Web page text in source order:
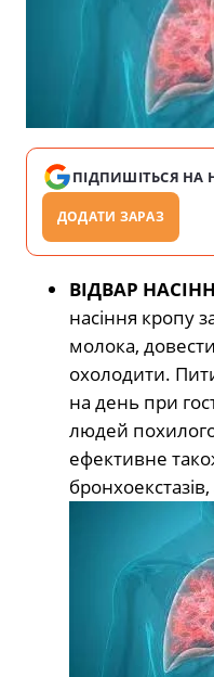
ПІДПИШІТЬСЯ НА
ДОДАТИ ЗАРАЗ
ВІДВАР
насіння кропу
молока,
охолодити.
на день при
людей
ефективне